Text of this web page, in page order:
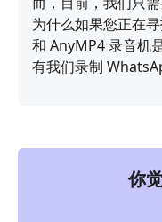
为什么如果您正在
和 AnyMP4 录音机
有我们录制
你